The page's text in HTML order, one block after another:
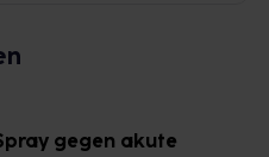
gegen akute